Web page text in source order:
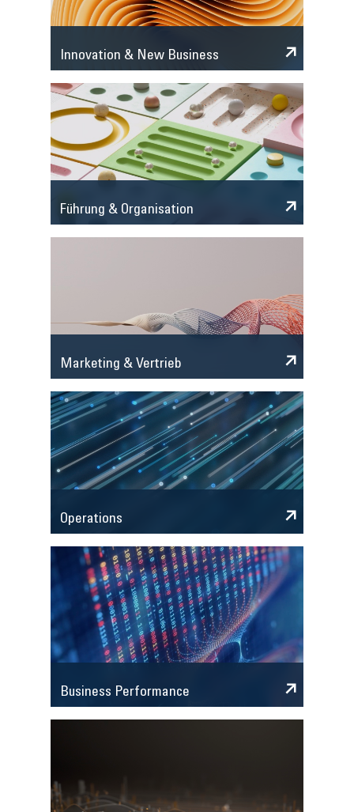
Innovation & New Business
Führung & Organisation
Marketing & Vertrieb
Operations
Business Performance